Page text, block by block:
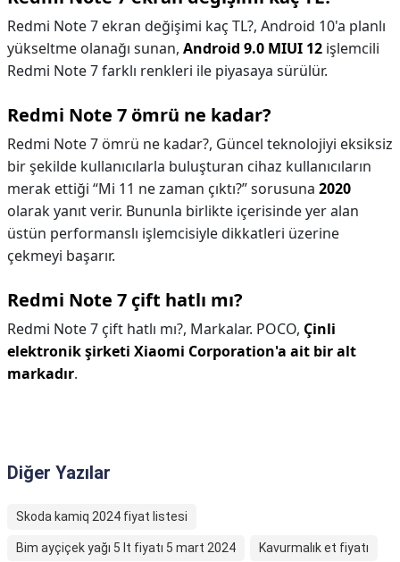
Redmi Note 7 ekran değişimi kaç TL?, Android 10'a planlı
yükseltme olanağı sunan, Android 9.0 MIUI 12 işlemcili
Redmi Note 7 farklı renkleri ile piyasaya sürülür.
Redmi Note 7 ömrü ne kadar?
Redmi Note 7 ömrü ne kadar?, Güncel teknolojiyi eksiksiz
bir şekilde kullanıcılarla buluşturan cihaz kullanıcıların
merak ettiği “Mi 11 ne zaman çıktı?” sorusuna 2020
olarak yanıt verir. Bununla birlikte içerisinde yer alan
üstün performanslı işlemcisiyle dikkatleri üzerine
çekmeyi başarır.
Redmi Note 7 çift hatlı mı?
Redmi Note 7 çift hatlı mı?, Markalar. POCO, Çinli
elektronik şirketi Xiaomi Corporation'a ait bir alt
markadır.
Diğer Yazılar
Skoda kamiq 2024 fiyat listesi
Bim ayçiçek yağı 5 lt fiyatı 5 mart 2024 Kavurmalık et fiyatı